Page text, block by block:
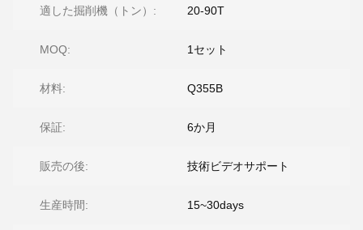
適した掘削機（トン）: 20-90T
MOQ: 1セット
材料: Q355B
保証: 6か月
販売の後: 技術ビデオサポート
生産時間: 15~30days